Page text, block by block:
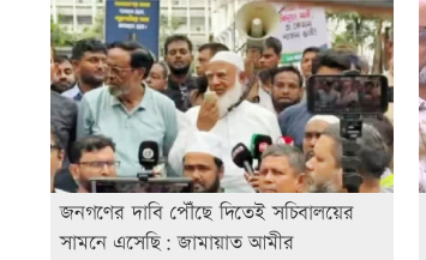
জনগণের দাবি পৌঁছে দিতেই সচিবালয়ের
সামনে এসেছি: জামায়াত আমীর